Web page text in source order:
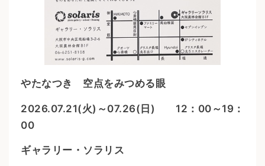
やたなつき 空点をみつめる眼
2026.07.21(火)～07.26(日) 12：00～19：
00
ギャラリー・ソラリス